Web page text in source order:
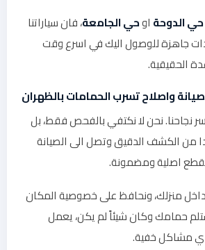
حي الدوحة اوحي الجامعة، فان سياراتنا
جاهزة للوصول اليك في اسرع وقت
الحقيقية.
واصلاح تسرب الحمامات بالظهران
نجاحنا. نحن لا نكتفي بالفحص فقط، بل
من الكشف الدقيق وتصل الى الصيانة
بقطع اصلية ومضمونة.
منزلك، ونحافظ على خصوصية المكان
حمامك وكان شيئاً لم يكن، يعمل
مشاكل خفية.